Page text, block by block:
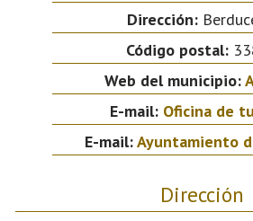
Dirección:
Código postal:
Web del municipio:
E-mail: Oficina de
E-mail:Ayuntamiento
Dirección